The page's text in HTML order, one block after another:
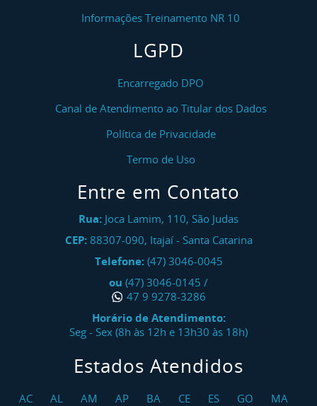
Informações Treinamento NR 10
LGPD
Encarregado DPO
Canal de Atendimento ao Titular dos Dados
Política de Privacidade
Termo de Uso
Entre em Contato
Rua: Joca Lamim, 110, São Judas
CEP: 88307-090, Itajaí- Santa Catarina
Telefone: (47) 3046-0045
ou (47) 3046-0145 /
47 9 9278-3286
Horário de Atendimento:
Seg - Sex (8h às 12h e 13h30 às 18h)
Estados Atendidos
AC AL AM AP BA CE ES GO
MA